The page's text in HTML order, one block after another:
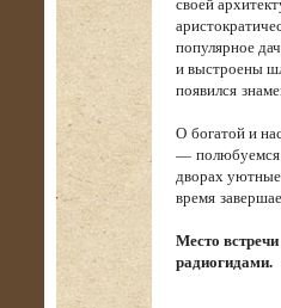
популярное
и выстроены
появился
О богатой и
— полюбуемся
дворах
время
Место
радиогидами.